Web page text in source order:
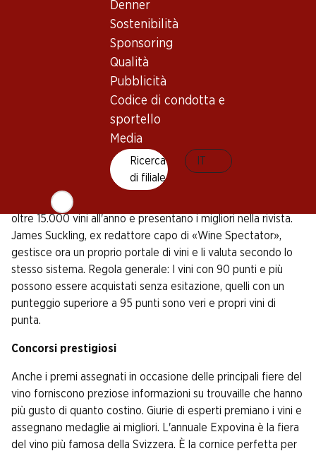
Denner
Sostenibilità
Sponsoring
Qualità
Pubblicità
Codice di condotta e
sportello
Media
Ricerca
di filiale
scelta giusta in vista dell’apparente infinità di buoni vini. Vi
presentiamo i critici e i premi più importanti.
Il più influente critico enologico
Robert Parker è uno dei più famosi critici enologici del
mondo. Lo statunitense e il suo team valutano i vini secondo
criteri fissi e assegnano punti Parker che vanno da 50
(pessimi) a 100 (eccezionali). Le valutazioni vengono
pubblicate regolarmente nella sua newsletter «The Wine
Come Parker, gli esperti della rivista «Wine Spectator»
valutano i vini su una scala di 100 punti - gli autori degustano
oltre 15.000 vini all'anno e presentano i migliori nella rivista.
James Suckling, ex redattore capo di «Wine Spectator»,
gestisce ora un proprio portale di vini e li valuta secondo lo
stesso sistema. Regola generale: I vini con 90 punti e più
possono essere acquistati senza esitazione, quelli con un
punteggio superiore a 95 punti sono veri e propri vini di
punta.
Concorsi prestigiosi
Anche i premi assegnati in occasione delle principali fiere del
vino forniscono preziose informazioni su trouvaille che hanno
più gusto di quanto costino. Giurie di esperti premiano i vini e
assegnano medaglie ai migliori. L'annuale Expovina è la fiera
del vino più famosa della Svizzera. È la cornice perfetta per